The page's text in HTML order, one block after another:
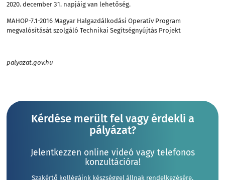
2020. december 31. napjáig van lehetőség.
MAHOP-7.1-2016 Magyar Halgazdálkodási Operatív Program
megvalósítását szolgáló Technikai Segítségnyújtás Projekt
palyazat.gov.hu
Kérdése merült fel vagy érdekli a
pályázat?
Jelentkezzen online videó vagy telefonos
konzultációra!
Szakértő kollégáink készséggel állnak rendelkezésére.